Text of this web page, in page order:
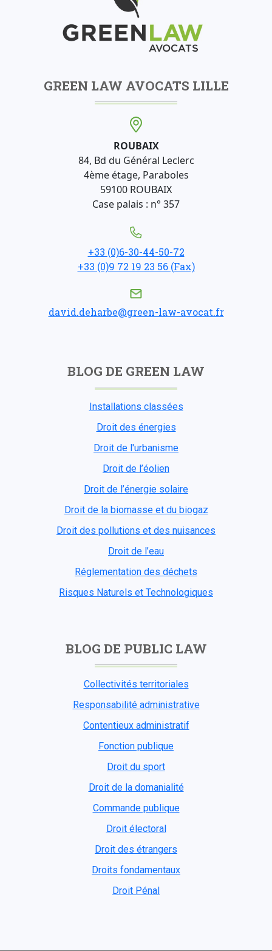
GREEN LAW AVOCATS LILLE
ROUBAIX
84, Bd du Général Leclerc
4ème étage, Paraboles
59100 ROUBAIX
Case palais : n° 357
+33 (0)6-30-44-50-72
+33 (0)9 72 19 23 56 (Fax)
david.deharbe@green-law-avocat.fr
BLOG DE GREEN LAW
Installations classées
Droit des énergies
Droit de l'urbanisme
Droit de l’éolien
Droit de l’énergie solaire
Droit de la biomasse et du biogaz
Droit des pollutions et des nuisances
Droit de l’eau
Réglementation des déchets
Risques Naturels et Technologiques
BLOG DE PUBLIC LAW
Collectivités territoriales
Responsabilité administrative
Contentieux administratif
Fonction publique
Droit du sport
Droit de la domanialité
Commande publique
Droit électoral
Droit des étrangers
Droits fondamentaux
Droit Pénal